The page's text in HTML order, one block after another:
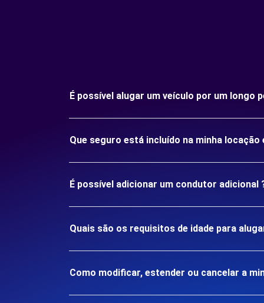
É possível alugar um veículo por um longo
Que seguro está incluído na minha locação
É possível adicionar um condutor adicional
Quais são os requisitos de idade para
Como modificar, estender ou cancelar a